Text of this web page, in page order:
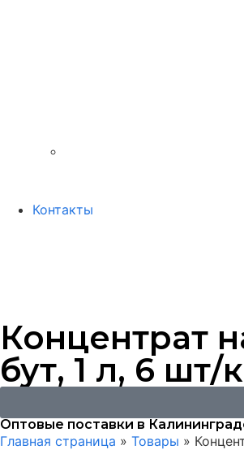
Контакты
Концентрат
бут, 1 л, 6 шт/
Оптовые поставки в
Главная страница » Товары »